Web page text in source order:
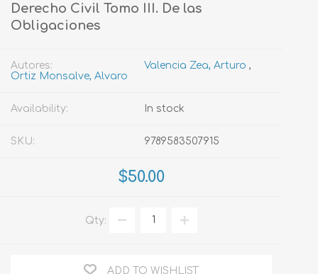
Derecho Civil Tomo III. De las
Obligaciones
Autores: Valencia Zea, Arturo ,
Ortiz Monsalve, Alvaro
Availability: In stock
SKU: 9789583507915
$50.00
Qty:
ADD TO WISHLIST